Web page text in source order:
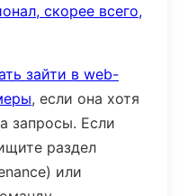
скорее всего,
зайти в web-
, если она хотя
запросы. Если
раздел
или